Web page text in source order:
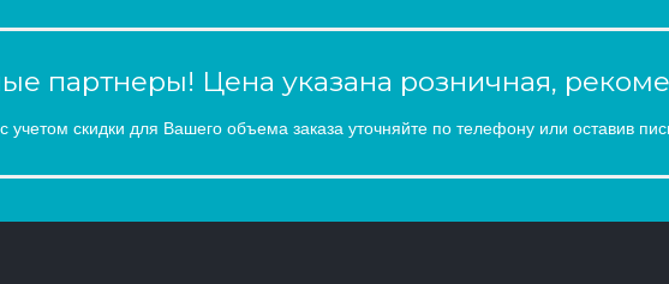
партнеры! Цена указана розничная,
учетом скидки для Вашего объема заказа уточняйте по телефону или оставив